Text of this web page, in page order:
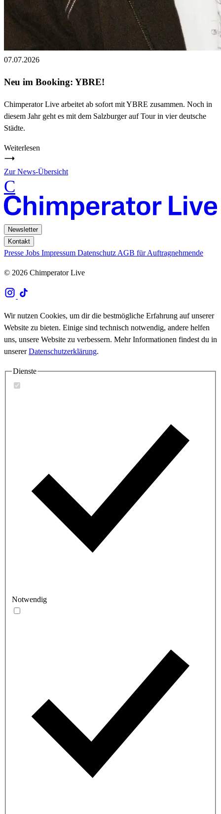
07.07.2026
Neu im Booking: YBRE!
Chimperator Live arbeitet ab sofort mit YBRE zusammen. Noch in
diesem Jahr geht es mit dem Salzburger auf Tour in vier deutsche
Städte.
Weiterlesen
Zur News-Übersicht
C
Newsletter
Kontakt
Presse Jobs Impressum Datenschutz AGB für Auftragnehmende
© 2026 Chimperator Live
Wir nutzen Cookies, um dir die bestmögliche Erfahrung auf unserer
Website zu bieten. Einige sind technisch notwendig, andere helfen
uns, unsere Website zu verbessern. Mehr Informationen findest du in
unsererDatenschutzerklärung.
Dienste
Notwendig